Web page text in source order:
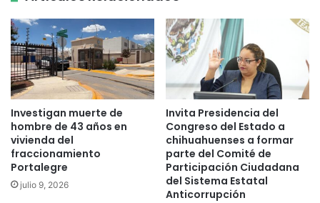
Investigan muerte de
hombre de 43 años en
vivienda del
fraccionamiento
Portalegre
julio 9, 2026
Invita Presidencia del
Congreso del Estado a
chihuahuenses a formar
parte del Comité de
Participación Ciudadana
del Sistema Estatal
Anticorrupción